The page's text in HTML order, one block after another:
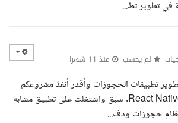
لم يحسب منذ 11 شهرا
تطبيقات الحجوزات وأقدر أنفذ مشروعكم
باستخدام Flutter أو React Native. سبق واشتغلت على تطبيق مشابه
حجوزات ودف...